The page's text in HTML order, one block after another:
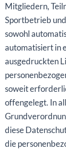
Mitgliedern,
Sportbetrieb
sowohl
automatisiert in
ausgedruckten
soweit
offengelegt. In
diese
die